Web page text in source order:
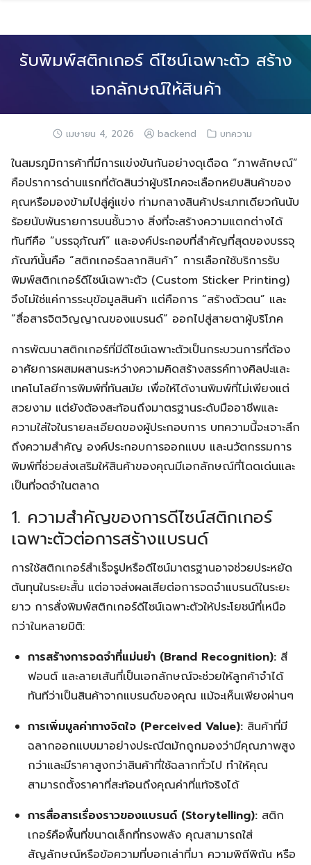
รับพิมพ์สติกเกอร์ ดีไซน์เฉพาะตัว สร้าง
เอกลักษณ์ให้สินค้า
เมษายน 4, 2026 backend บทความ
ในสมรภูมิการค้าที่มีการแข่งขันกันอย่างดุเดือด “ภาพลักษณ์”
คือปราการด่านแรกที่ตัดสินว่าผู้บริโภคจะเลือกหยิบสินค้าของ
คุณหรือมองข้ามไปสู่คู่แข่ง ท่ามกลางสินค้าประเภทเดียวกันนับ
ร้อยนับพันรายการบนชั้นวาง สิ่งที่จะสร้างความแตกต่างได้
ทันทีคือ “บรรจุภัณฑ์” และองค์ประกอบที่สำคัญที่สุดของบรรจุ
ภัณฑ์นั้นคือ “สติกเกอร์ฉลากสินค้า” การเลือกใช้บริการรับ
พิมพ์สติกเกอร์ดีไซน์เฉพาะตัว (Custom Sticker Printing)
จึงไม่ใช่แค่การระบุข้อมูลสินค้า แต่คือการ “สร้างตัวตน” และ
“สื่อสารจิตวิญญาณของแบรนด์” ออกไปสู่สายตาผู้บริโภค
การพัฒนาสติกเกอร์ที่มีดีไซน์เฉพาะตัวเป็นกระบวนการที่ต้อง
อาศัยการผสมผสานระหว่างความคิดสร้างสรรค์ทางศิลปะและ
เทคโนโลยีการพิมพ์ที่ทันสมัย เพื่อให้ได้งานพิมพ์ที่ไม่เพียงแต่
สวยงาม แต่ยังต้องสะท้อนถึงมาตรฐานระดับมืออาชีพและ
ความใส่ใจในรายละเอียดของผู้ประกอบการ บทความนี้จะเจาะลึก
ถึงความสำคัญ องค์ประกอบการออกแบบ และนวัตกรรมการ
พิมพ์ที่ช่วยส่งเสริมให้สินค้าของคุณมีเอกลักษณ์ที่โดดเด่นและ
เป็นที่จดจำในตลาด
1. ความสำคัญของการดีไซน์สติกเกอร์
เฉพาะตัวต่อการสร้างแบรนด์
การใช้สติกเกอร์สำเร็จรูปหรือดีไซน์มาตรฐานอาจช่วยประหยัด
ต้นทุนในระยะสั้น แต่อาจส่งผลเสียต่อการจดจำแบรนด์ในระยะ
ยาว การสั่งพิมพ์สติกเกอร์ดีไซน์เฉพาะตัวให้ประโยชน์ที่เหนือ
กว่าในหลายมิติ:
การสร้างการจดจำที่แม่นยำ (Brand Recognition): สี
ฟอนต์ และลายเส้นที่เป็นเอกลักษณ์จะช่วยให้ลูกค้าจำได้
ทันทีว่าเป็นสินค้าจากแบรนด์ของคุณ แม้จะเห็นเพียงผ่านๆ
การเพิ่มมูลค่าทางจิตใจ (Perceived Value): สินค้าที่มี
ฉลากออกแบบมาอย่างประณีตมักถูกมองว่ามีคุณภาพสูง
กว่าและมีราคาสูงกว่าสินค้าที่ใช้ฉลากทั่วไป ทำให้คุณ
สามารถตั้งราคาที่สะท้อนถึงคุณค่าที่แท้จริงได้
การสื่อสารเรื่องราวของแบรนด์ (Storytelling): สติก
เกอร์คือพื้นที่ขนาดเล็กที่ทรงพลัง คุณสามารถใส่
สัญลักษณ์หรือข้อความที่บอกเล่าที่มา ความพิถีพิถัน หรือ